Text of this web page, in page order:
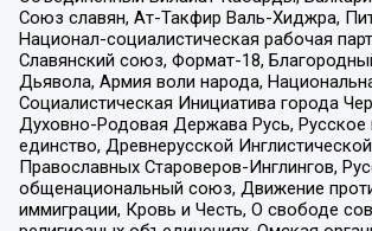
Союз славян, Ат-Такфир Валь-Хиджра,
Национал-социалистическая рабочая
Славянский союз, Формат-18,
Дьявола, Армия воли народа,
Социалистическая Инициатива города
Духовно-Родовая Держава Русь, Русское
единство, Древнерусской
Православных Староверов-Инглингов,
общенациональный союз, Движение
иммиграции, Кровь и Честь, О свободе